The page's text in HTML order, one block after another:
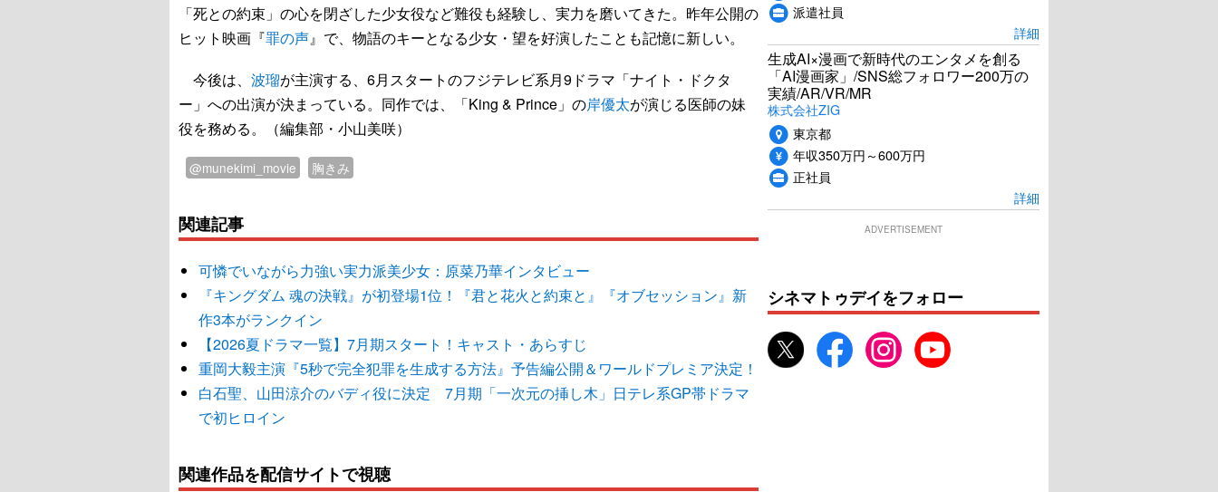
「死との約束」の心を閉ざした少女役など難役も経験し、実力を磨いてきた。昨年公開の
ヒット映画『罪の声』で、物語のキーとなる少女・望を好演したことも記憶に新しい。
今後は、 波瑠が主演する、6月スタートのフジテレビ系月9ドラマ「ナイト・ドクタ
ー」への出演が決まっている。同作では、「King & Prince」の岸優太が演じる医師の妹
役を務める。（編集部・小山美咲）
@munekimi_movie 胸きみ
関連記事
可憐でいながら力強い実力派美少女：原菜乃華インタビュー
『キングダム 魂の決戦』が初登場1位！『君と花火と約束と』『オブセッション』新
作3本がランクイン
【2026夏ドラマ一覧】7月期スタート！キャスト・あらすじ
重岡大毅主演『5秒で完全犯罪を生成する方法』予告編公開＆ワールドプレミア決定！
白石聖、山田涼介のバディ役に決定 7月期「一次元の挿し木」日テレ系GP帯ドラマ
で初ヒロイン
関連作品を配信サイトで視聴
派遣社員
詳細
生成AI×漫画で新時代のエンタメを創る
「AI漫画家」/SNS総フォロワー200万の
実績/AR/VR/MR
株式会社ZIG
東京都
年収350万円～600万円
正社員
詳細
ADVERTISEMENT
シネマトゥデイをフォロー